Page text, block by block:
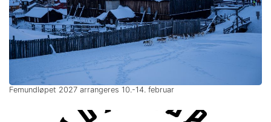
Femundløpet 2027 arrangeres 10.-14. februar